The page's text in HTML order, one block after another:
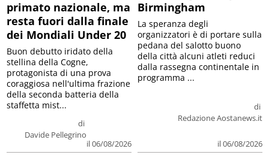
primato nazionale, ma
resta fuori dalla finale
dei Mondiali Under 20
di
Davide Pellegrino
il 06/08/2026
Buon debutto iridato della
stellina della Cogne,
protagonista di una prova
coraggiosa nell'ultima frazione
della seconda batteria della
staffetta mist...
Birmingham
di
Redazione Aostanews.it
il 06/08/2026
La speranza degli
organizzatori è di portare sulla
pedana del salotto buono
della città alcuni atleti reduci
dalla rassegna continentale in
programma ...